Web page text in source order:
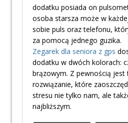
dodatku posiada on
osoba starsza może w
sobie puls oraz telefonu,
za pomocą jednego guzika.
Zegarek dla seniora z gps
dodatku w dwóch kolorach:
brązowym. Z pewnością jest
rozwiązanie, które
stresu nie tylko nam, ale
najbliższym.